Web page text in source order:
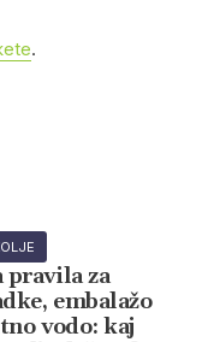
.
2026
pravila za
embalažo
vodo: kaj